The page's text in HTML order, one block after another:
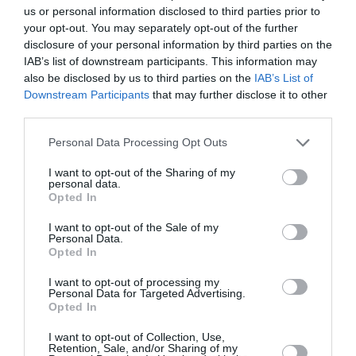
us or personal information disclosed to third parties prior to
your opt-out. You may separately opt-out of the further
disclosure of your personal information by third parties on the
IAB’s list of downstream participants. This information may
also be disclosed by us to third parties on the IAB’s List of
Downstream Participants that may further disclose it to other
Personal Data Processing Opt Outs
I want to opt-out of the Sharing of my
personal data.
Opted In
I want to opt-out of the Sale of my
Personal Data.
Opted In
I want to opt-out of processing my
Personal Data for Targeted Advertising.
Opted In
I want to opt-out of Collection, Use,
Retention, Sale, and/or Sharing of my
Appel aux lecteurs !
Soutenez Air Journal participezà son
développement !
DERNIERS COMMENTAIRES
Manfou a commenté l'article :
une saison record malgré le contexte géopolitique